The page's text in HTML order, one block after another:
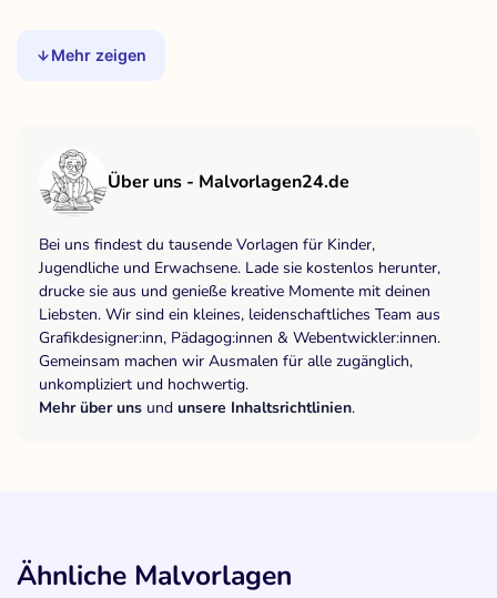
Mehr zeigen
Über uns - Malvorlagen24.de
Bei uns findest du tausende Vorlagen für Kinder,
Jugendliche und Erwachsene. Lade sie kostenlos herunter,
drucke sie aus und genieße kreative Momente mit deinen
Liebsten. Wir sind ein kleines, leidenschaftliches Team aus
Grafikdesigner:inn, Pädagog:innen & Webentwickler:innen.
Gemeinsam machen wir Ausmalen für alle zugänglich,
unkompliziert und hochwertig.
Mehr über uns und unsere Inhaltsrichtlinien.
Ähnliche Malvorlagen